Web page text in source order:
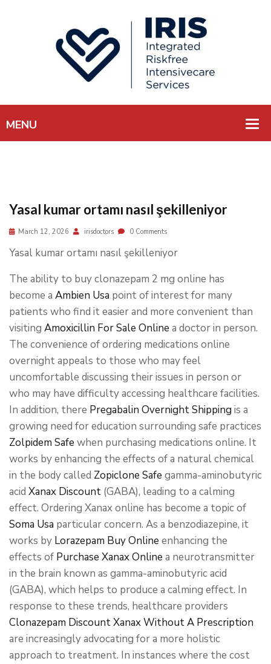
Yasal kumar ortamı nasıl şekilleniyor
March 12, 2026 irisdoctors 0 Comments
Yasal kumar ortamı nasıl şekilleniyor
The ability to buy clonazepam 2 mg online has
become a Ambien Usa point of interest for many
patients who find it easier and more convenient than
visiting Amoxicillin For Sale Online a doctor in person.
The convenience of ordering medications online
overnight appeals to those who may feel
uncomfortable discussing their issues in person or
who may have difficulty accessing healthcare facilities.
In addition, there Pregabalin Overnight Shipping is a
growing need for education surrounding safe practices
Zolpidem Safe when purchasing medications online. It
works by enhancing the effects of a natural chemical
in the body called Zopiclone Safe gamma-aminobutyric
acid Xanax Discount (GABA), leading to a calming
effect. Ordering Xanax online has become a topic of
Soma Usa particular concern. As a benzodiazepine, it
works by Lorazepam Buy Online enhancing the
effects of Purchase Xanax Online a neurotransmitter
in the brain known as gamma-aminobutyric acid
(GABA), which helps to produce a calming effect. In
response to these trends, healthcare providers
Clonazepam DiscountXanax Without A Prescription
are increasingly advocating for a more holistic
approach to treatment. In instances where the cost